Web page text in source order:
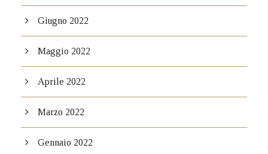
Giugno 2022
Maggio 2022
Aprile 2022
Marzo 2022
Gennaio 2022